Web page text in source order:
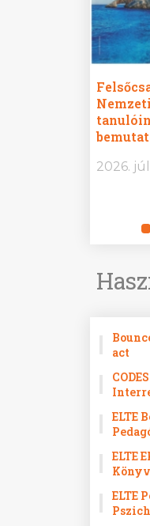
2026.
act
ELTE
ELTE
ELTE